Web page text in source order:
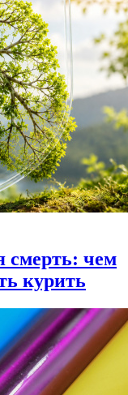
смерть: чем
курить